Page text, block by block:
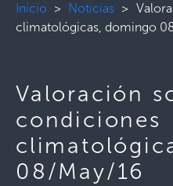
Inicio > Noticias >
climatológicas, domingo
Valoración
condiciones
08/May/16